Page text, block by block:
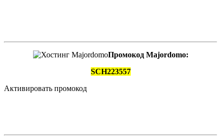
Промокод Majordomo:
SCH223557
Активировать промокод